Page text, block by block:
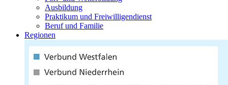
Ausbildung
Praktikum und Freiwilligendienst
Beruf und Familie
Regionen